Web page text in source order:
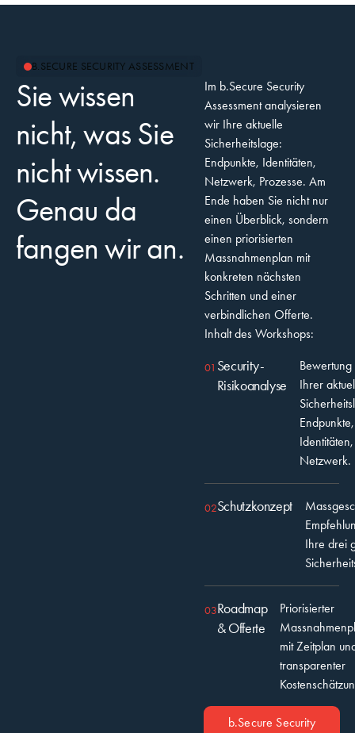
B.SECURE SECURITY ASSESSMENT
Sie wissen
nicht, was Sie
nicht wissen.
Genau da
fangen wir an.
Im b.Secure Security
Assessment analysieren
wir Ihre aktuelle
Sicherheitslage:
Endpunkte, Identitäten,
Netzwerk, Prozesse. Am
Ende haben Sie nicht nur
einen Überblick, sondern
einen priorisierten
Massnahmenplan mit
konkreten nächsten
Schritten und einer
verbindlichen Offerte.
Inhalt des Workshops:
01 Security-
Risikoanalyse
Bewertung
Ihrer
Endpunkte,
Identitäten,
Netzwerk.
02Schutzkonzept
Ihre drei
03Roadmap
& Offerte
Priorisierter
mit Zeitplan
transparenter
b.Secure Security